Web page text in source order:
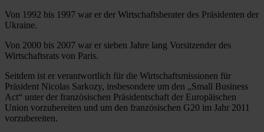
Von 1992 bis 1997 war er der Wirtschaftsberater des Präsidenten der
Ukraine.
Von 2000 bis 2007 war er sieben Jahre lang Vorsitzender des
Wirtschaftsrats von Paris.
Seitdem ist er verantwortlich für die Wirtschaftsmissionen für
Präsident Nicolas Sarkozy, insbesondere um den „Small Business
Act“ unter der französischen Präsidentschaft der Europäischen
Union vorzubereiten und um den französischen G20 im Jahr 2011
vorzubereiten.